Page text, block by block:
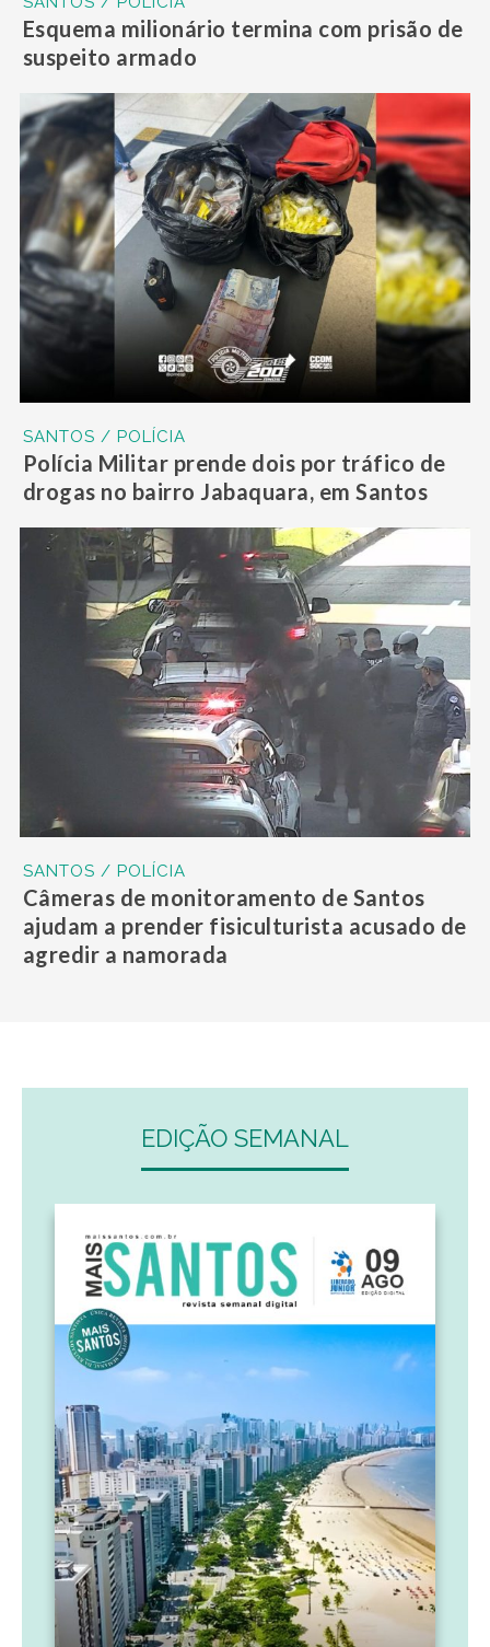
Esquema milionário termina com prisão de
suspeito armado
SANTOS / POLÍCIA
Polícia Militar prende dois por tráfico de
drogas no bairro Jabaquara, em Santos
SANTOS / POLÍCIA
Câmeras de monitoramento de Santos
ajudam a prender fisiculturista acusado de
agredir a namorada
EDIÇÃO SEMANAL